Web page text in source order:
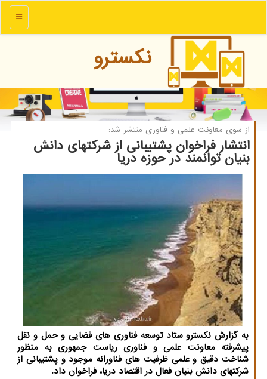
منو
نكسترو
از سوی معاونت علمی و فناوری منتشر شد:
انتشار فراخوان پشتیبانی از شرکتهای دانش
بنیان توانمند در حوزه دریا
به گزارش نکسترو ستاد توسعه فناوری های فضایی و حمل و نقل
پیشرفته معاونت علمی و فناوری ریاست جمهوری به منظور
شناخت دقیق و علمی ظرفیت های فناورانه موجود و پشتیبانی از
شرکتهای دانش بنیان فعال در اقتصاد دریا، فراخوان داد.